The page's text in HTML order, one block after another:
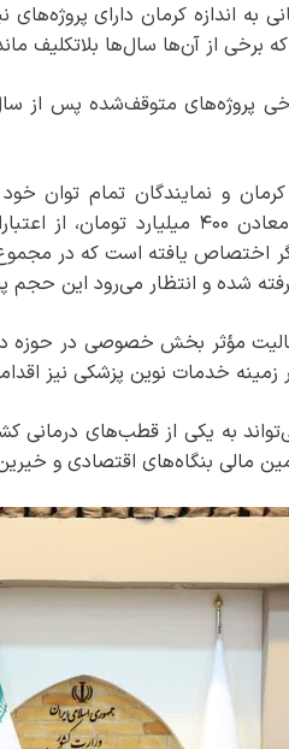
به اندازه کرمان دارای
برخی از آن‌ها سال‌ها بلاتکلیف
پروژه‌های متوقف‌شده پس از
و نمایندگان تمام توان
شده و انتظار می‌رود این حجم
مؤثر بخش خصوصی در حوزه
خدمات نوین پزشکی نیز
به یکی از قطب‌های
مالی بنگاه‌های اقتصادی و